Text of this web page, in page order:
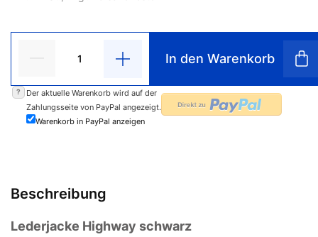
In den Warenkorb
?
Der aktuelle Warenkorb wird auf der
Zahlungsseite von PayPal angezeigt.
Warenkorb in PayPal anzeigen
Beschreibung
Lederjacke Highway schwarz